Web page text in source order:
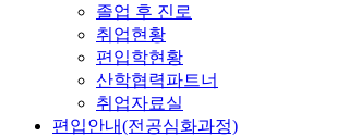
졸업 후 진로
취업현황
편입학현황
산학협력파트너
취업자료실
편입안내(전공심화과정)